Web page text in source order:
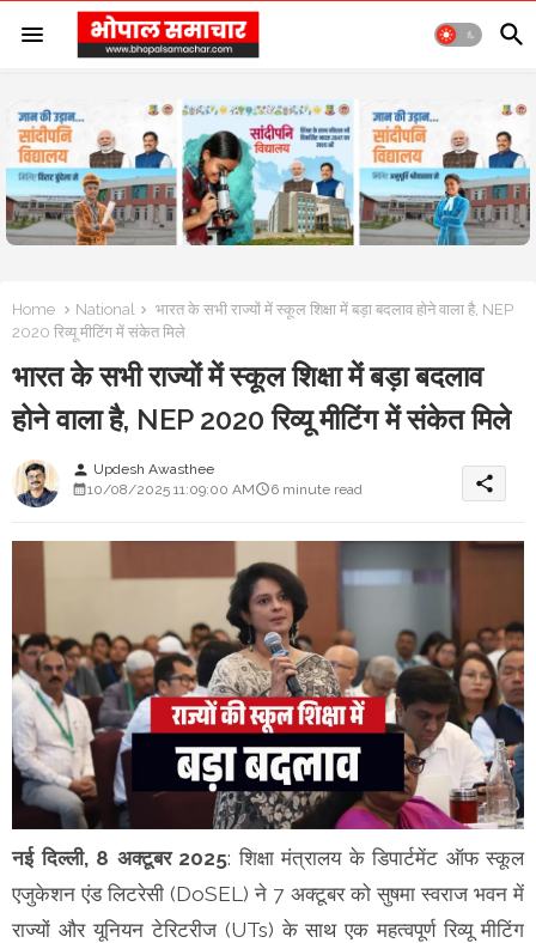
Home National
भारत के सभी राज्यों में स्कूल शिक्षा में बड़ा बदलाव होने वाला है, NEP
2020 रिव्यू मीटिंग में संकेत मिले
भारत के सभी राज्यों में स्कूल शिक्षा में बड़ा बदलाव
होने वाला है, NEP 2020 रिव्यू मीटिंग में संकेत मिले
person Updesh Awasthee
10/08/2025 11:09:00 AM
6 minute read share
नई दिल्ली, 8 अक्टूबर 2025: शिक्षा मंत्रालय के डिपार्टमेंट ऑफ स्कूल
एजुकेशन एंड लिटरेसी (DoSEL) ने 7 अक्टूबर को सुषमा स्वराज भवन में
राज्यों और यूनियन टेरिटरीज (UTs) के साथ एक महत्वपूर्ण रिव्यू मीटिंग